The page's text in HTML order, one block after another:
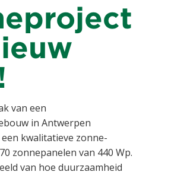
van een
in Antwerpen
kwalitatieve zonne-
zonnepanelen van 440 Wp.
van hoe duurzaamheid